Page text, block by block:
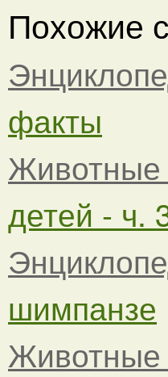
Похожие
факты
Животные
детей - ч.
шимпанзе
Животные